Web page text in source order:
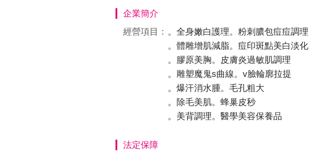
企業簡介
經營項目： 。全身嫩白護理。粉刺膿包痘痘調理
。體雕增肌減脂。痘印斑點美白淡化
。膠原美胸。皮膚炎過敏肌調理
。雕塑魔鬼s曲線。v臉輪廓拉提
。爆汗消水腫。毛孔粗大
。除毛美肌。蜂巢皮秒
。美背調理。醫學美容保養品
法定保障